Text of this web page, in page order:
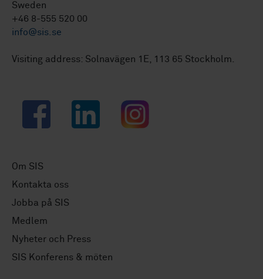
Sweden
+46 8-555 520 00
info@sis.se
Visiting address: Solnavägen 1E, 113 65 Stockholm.
Facebook LinkedIn Instagram
Om SIS
Kontakta oss
Jobba på SIS
Medlem
Nyheter och Press
SIS Konferens & möten